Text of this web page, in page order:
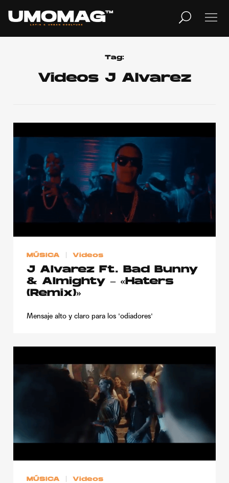
Cover Story
Publicidad
Contacto
Aviso Legal
DERECHOS RESERVADOS.
Tag:
Videos J Alvarez
MÚSICA Videos
J Alvarez Ft. Bad Bunny
& Almighty – «Haters
(Remix)»
Mensaje alto y claro para los 'odiadores'
MÚSICA Videos